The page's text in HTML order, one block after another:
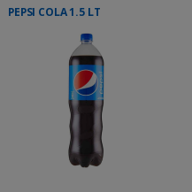
PEPSI COLA 1.5 LT